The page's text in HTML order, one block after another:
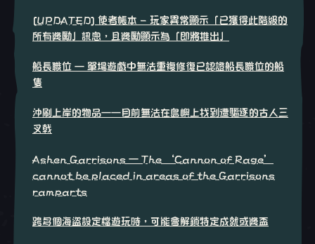
[UPDATED] 使者帳本 - 玩家異常顯示「已獲得此階級的
所有獎勵」訊息，且獎勵顯示為「即將推出」
船長職位 – 單場遊戲中無法重複修復已認證船長職位的船
隻
沖刷上岸的物品——目前無法在島嶼上找到遭驅逐的古人三
叉戟
Ashen Garrisons – The ‘Cannon of Rage’
cannot be placed in areas of the Garrisons
ramparts
跨多個海盜設定檔遊玩時，可能會解鎖特定成就或獎盃